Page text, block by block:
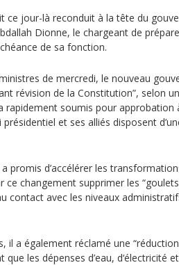
ce jour-là reconduit à la tête du
Dionne, le chargeant de
de sa fonction.
de mercredi, le nouveau
révision de la Constitution”, selon
rapidement soumis pour approbation
et ses alliés disposent
a promis d’accélérer les
ce changement supprimer les
contact avec les niveaux
il a également réclamé une
que les dépenses d’eau, d‘électricité